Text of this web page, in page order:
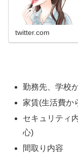
twitter.com
勤務先、学校
家賃(生活費か
セキュリティ
心)
間取り内容